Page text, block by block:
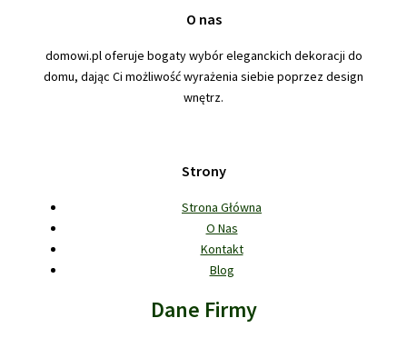
O nas
domowi.pl oferuje bogaty wybór eleganckich dekoracji do
domu, dając Ci możliwość wyrażenia siebie poprzez design
wnętrz.
Strony
Strona Główna
O Nas
Kontakt
Blog
Dane Firmy